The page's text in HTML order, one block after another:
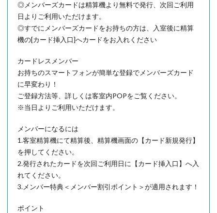
◎メンバーズカードは精算機より無料で発行、次回ご利用
日よりご利用いただけます。
◎すでにメンバーズカードをお持ちの方は、入室後に精算
機の[カード挿入口]へカードをお入れください
カードレスメンバー
お持ちのスマートフォンが簡単な登録でメンバーズカード
に早変わり！
ご登録方法等、詳しくは客室内POPをご覧ください。
※当日よりご利用いただけます。
メンバーになるには
1.客室精算機にて精算後、精算機画面の【カード新規発行】
を押してください。
2.発行されたカードを次回ご利用日に【カード挿入口】へ入
れてください。
3.メンバー特典＜メンバー割引ポイント＞が適用されます！
ポイント